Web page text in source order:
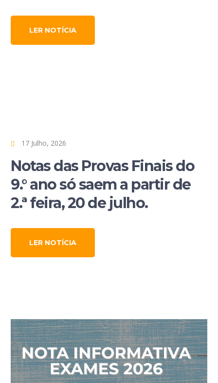
LER NOTÍCIA
17 Julho, 2026
Notas das Provas Finais do
9.° ano só saem a partir de
2.ª feira, 20 de julho.
LER NOTÍCIA